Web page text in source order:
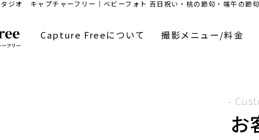
オ キャプチャーフリー｜ベビーフォト 百日祝い・桃の節句・端午の節
Capture Freeについて 撮影メニュー/料金
-
お